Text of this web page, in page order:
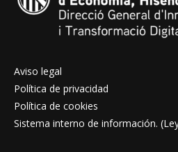
Aviso legal
Política de privacidad
Política de cookies
Sistema interno de información.